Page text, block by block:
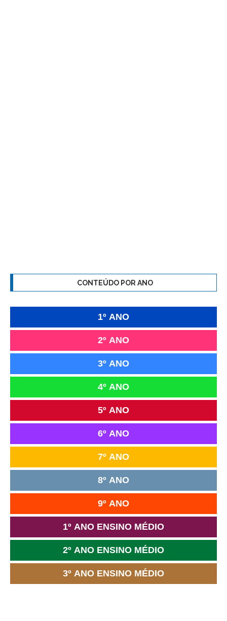
CONTEÚDO POR ANO
1º ANO
2º ANO
3º ANO
4º ANO
5º ANO
6º ANO
7º ANO
8º ANO
9º ANO
1º ANO ENSINO MÉDIO
2º ANO ENSINO MÉDIO
3º ANO ENSINO MÉDIO